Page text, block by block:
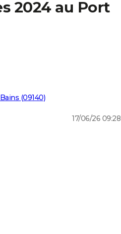
2024 au Port
(09140)
17/06/26 09:28